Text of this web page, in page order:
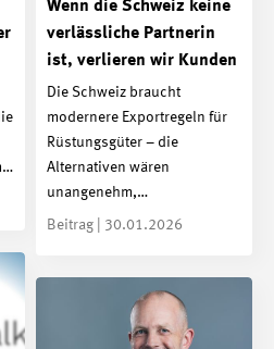
Wenn die Schweiz keine
verlässliche Partnerin
ist, verlieren wir Kunden
Die Schweiz braucht
modernere Exportregeln für
Rüstungsgüter – die
Alternativen wären
unangenehm,…
Beitrag | 30.01.2026